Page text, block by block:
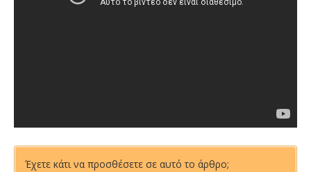
Έχετε κάτι να προσθέσετε σε αυτό το άρθρο;